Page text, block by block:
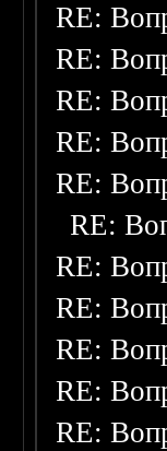
RE:
RE:
RE:
RE:
RE:
RE:
RE:
RE:
RE:
RE:
RE: